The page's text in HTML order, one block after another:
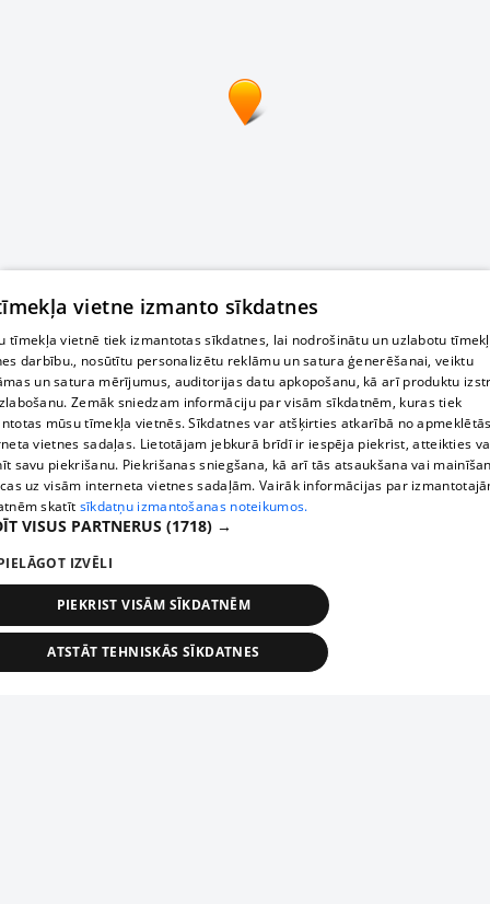
vietne izmanto sīkdatnes
tīmekļa vietnē tiek izmantotas sīkdatnes, lai nodrošinātu un uzlabotu
darbību., nosūtītu personalizētu reklāmu un satura ģenerēšanai, veiktu
un satura mērījumus, auditorijas datu apkopošanu, kā arī produktu
Zemāk sniedzam informāciju par visām sīkdatnēm, kuras tiek
mūsu tīmekļa vietnēs. Sīkdatnes var atšķirties atkarībā no
vietnes sadaļas. Lietotājam jebkurā brīdī ir iespēja piekrist, atteikties
savu piekrišanu. Piekrišanas sniegšana, kā arī tās atsaukšana vai
uz visām interneta vietnes sadaļām. Vairāk informācijas par
skatīt sīkdatņu izmantošanas noteikumos.
VISUS PARTNERUS (1718) →
IZVĒLI
PIEKRIST VISĀM SĪKDATNĒM
ATSTĀT TEHNISKĀS SĪKDATNES